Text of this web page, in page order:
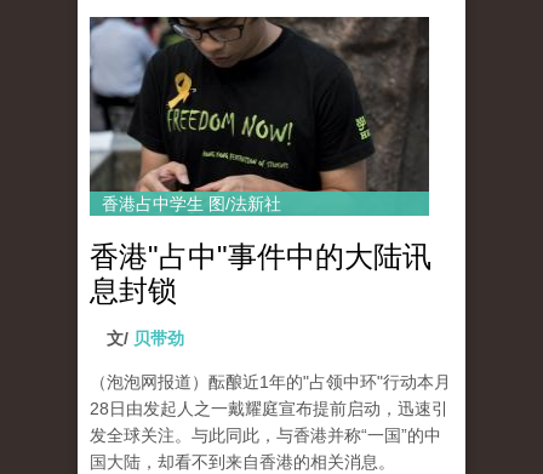
anp-28706599.jpg
香港占中学生 图/法新社
香港"占中"事件中的大陆讯
息封锁
文/ 贝带劲
（泡泡网报道）酝酿近1年的"占领中环"行动本月
28日由发起人之一戴耀庭宣布提前启动，迅速引
发全球关注。与此同此，与香港并称“一国”的中
国大陆，却看不到来自香港的相关消息。